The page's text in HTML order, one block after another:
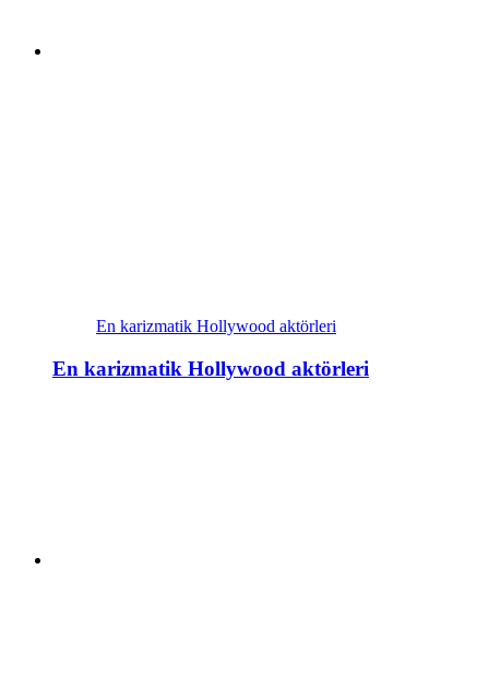
En karizmatik Hollywood aktörleri
En karizmatik Hollywood aktörleri